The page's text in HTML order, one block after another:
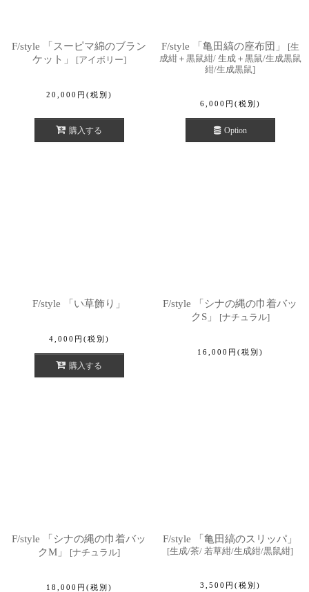
F/style 「スーピマ綿のブラン
ケット」
[アイボリー]
20,000 円 (税別)
購入する
F/style 「亀田縞の座布団」 [生
成紺＋黒鼠紺/ 生成＋黒鼠/生成黒鼠
紺/生成黒鼠]
6,000 円 (税別)
Option
F/style 「い草飾り」
4,000 円 (税別)
購入する
F/style 「シナの縄の巾着バッ
クS」
[ナチュラル]
16,000 円 (税別)
F/style 「シナの縄の巾着バッ
クM」
[ナチュラル]
18,000 円 (税別)
F/style 「亀田縞のスリッパ」
[生成/茶/ 若草紺/生成紺/黒鼠紺]
3,500 円 (税別)